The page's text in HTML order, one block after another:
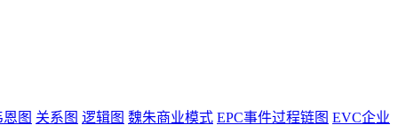
恩图 关系图 逻辑图 魏朱商业模式 EPC事件过程链图 EVC企业